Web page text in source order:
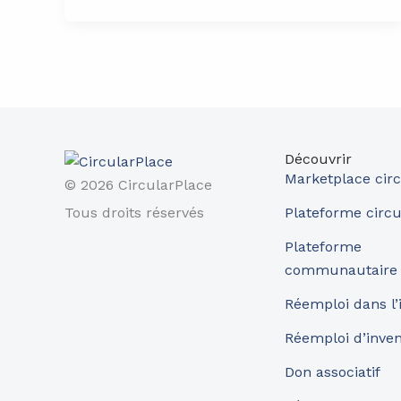
© 2026 CircularPlace
Tous droits réservés
Découvrir
Marketplace
Plateforme
Plateforme
communautaire
Réemploi dans
Réemploi
Don associatif